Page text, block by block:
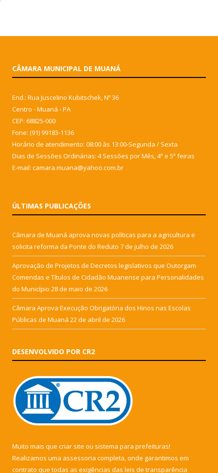
CÂMARA MUNICIPAL DE MUANÁ
End.: Rua Juscelino Kubitschek, Nº 36
Centro - Muaná - PA
CEP: 68825-000
Fone: (91) 99183-1136
Horário de atendimento: 08:00 às 13:00-Segunda / Sexta
Dias de Sessões Ordinárias: 4 Sessões por Mês, 4ª e 5ª feiras
E-mail: camara.muana@yahoo.com.br
ÚLTIMAS PUBLICAÇÕES
Câmara de Muaná aprova novas políticas para a agricultura e
solicita reforma da Ponte do Reduto 7 de julho de 2026
Aprovação de Projetos de Decretos legislativos que Outorgam
Comendas e Títulos de Cidadão Muanense para Personalidades
do Município 28 de maio de 2026
Câmara Aprova Execução Obrigatória dos Hinos nas Escolas
Públicas de Muaná 22 de abril de 2026
DESENVOLVIDO POR CR2
Muito mais que criar site ou sistema para prefeituras!
Realizamos uma assessoria completa, onde garantimos em
contrato que todas as exigências das leis de transparência